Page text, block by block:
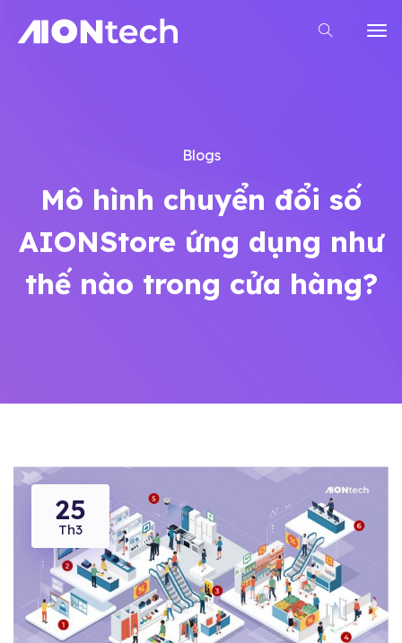
Blogs
Mô hình chuyển đổi số
AIONStore ứng dụng như
thế nào trong cửa hàng?
25
Th3